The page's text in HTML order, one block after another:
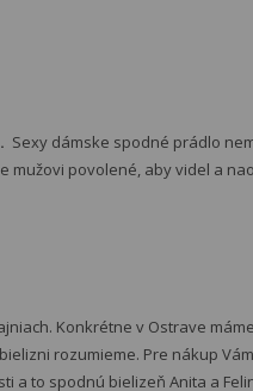
Sexy dámske spodné prádlo
povolené, aby videl a
Konkrétne v Ostrave
rozumieme. Pre nákup
to spodnú bielizeň Anita a